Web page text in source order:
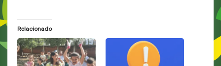
Relacionado